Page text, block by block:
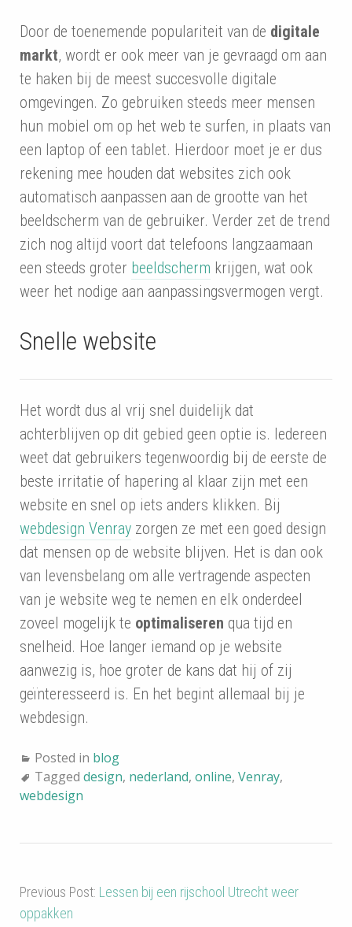
Door de toenemende populariteit van de digitale
markt, wordt er ook meer van je gevraagd om aan
te haken bij de meest succesvolle digitale
omgevingen. Zo gebruiken steeds meer mensen
hun mobiel om op het web te surfen, in plaats van
een laptop of een tablet. Hierdoor moet je er dus
rekening mee houden dat websites zich ook
automatisch aanpassen aan de grootte van het
beeldscherm van de gebruiker. Verder zet de trend
zich nog altijd voort dat telefoons langzaamaan
een steeds groter beeldscherm krijgen, wat ook
weer het nodige aan aanpassingsvermogen vergt.
Snelle website
Het wordt dus al vrij snel duidelijk dat
achterblijven op dit gebied geen optie is. Iedereen
weet dat gebruikers tegenwoordig bij de eerste de
beste irritatie of hapering al klaar zijn met een
website en snel op iets anders klikken. Bij
webdesign Venray zorgen ze met een goed design
dat mensen op de website blijven. Het is dan ook
van levensbelang om alle vertragende aspecten
van je website weg te nemen en elk onderdeel
zoveel mogelijk te optimaliseren qua tijd en
snelheid. Hoe langer iemand op je website
aanwezig is, hoe groter de kans dat hij of zij
geïnteresseerd is. En het begint allemaal bij je
webdesign.
Posted in blog
Tagged design, nederland, online, Venray,
webdesign
Previous Post: Lessen bij een rijschool Utrecht weer
oppakken